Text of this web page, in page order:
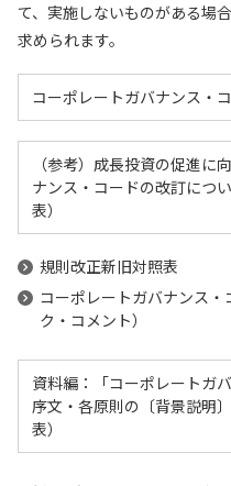
て、実施しないものがある場
求められます。
コーポレートガバナンス・
（参考）成長投資の促進に
ナンス・コードの改訂につ
表）
規則改正新旧対照表
コーポレートガバナンス
ク・コメント）
資料編：「コーポレートガ
序文・各原則の〔背景説明
表）